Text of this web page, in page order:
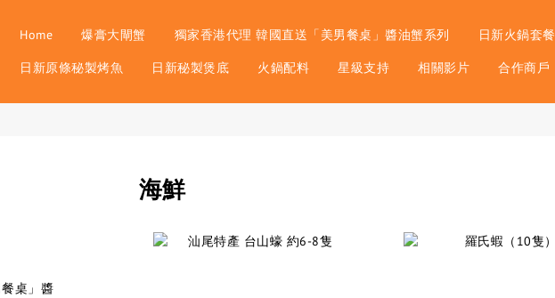
Home 爆膏大閘蟹 獨家香港代理 韓國直送「美男餐桌」醬油蟹系列 日新火鍋套餐
日新原條秘製烤魚 日新秘製煲底 火鍋配料 星級支持 相關影片 合作商戶
桌」醬
海鮮